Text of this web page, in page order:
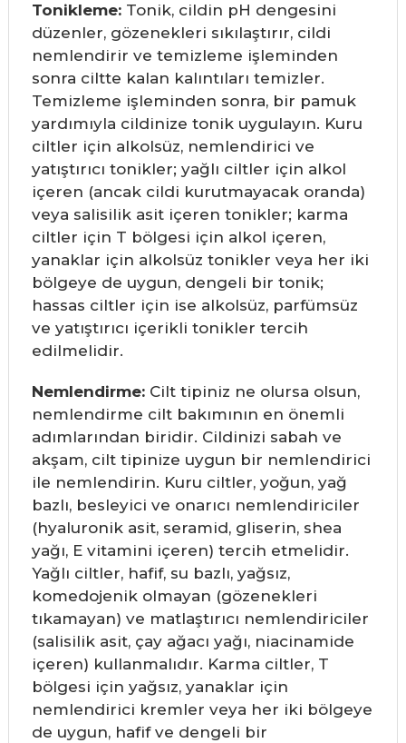
Tonikleme:Tonik, cildin pH dengesini
düzenler, gözenekleri sıkılaştırır, cildi
nemlendirir ve temizleme işleminden
sonra ciltte kalan kalıntıları temizler.
Temizleme işleminden sonra, bir pamuk
yardımıyla cildinize tonik uygulayın. Kuru
ciltler için alkolsüz, nemlendirici ve
yatıştırıcı tonikler; yağlı ciltler için alkol
içeren (ancak cildi kurutmayacak oranda)
veya salisilik asit içeren tonikler; karma
ciltler için T bölgesi için alkol içeren,
yanaklar için alkolsüz tonikler veya her iki
bölgeye de uygun, dengeli bir tonik;
hassas ciltler için ise alkolsüz, parfümsüz
ve yatıştırıcı içerikli tonikler tercih
edilmelidir.
Nemlendirme:Cilt tipiniz ne olursa olsun,
nemlendirme cilt bakımının en önemli
adımlarından biridir. Cildinizi sabah ve
akşam, cilt tipinize uygun bir nemlendirici
ile nemlendirin. Kuru ciltler, yoğun, yağ
bazlı, besleyici ve onarıcı nemlendiriciler
(hyaluronik asit, seramid, gliserin, shea
yağı, E vitamini içeren) tercih etmelidir.
Yağlı ciltler, hafif, su bazlı, yağsız,
komedojenik olmayan (gözenekleri
tıkamayan) ve matlaştırıcı nemlendiriciler
(salisilik asit, çay ağacı yağı, niacinamide
içeren) kullanmalıdır. Karma ciltler, T
bölgesi için yağsız, yanaklar için
nemlendirici kremler veya her iki bölgeye
de uygun, hafif ve dengeli bir